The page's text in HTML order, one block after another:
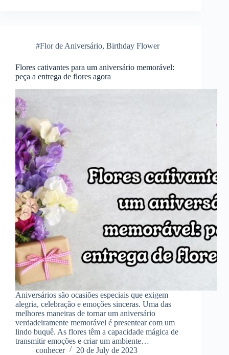
#Flor de Aniversário, Birthday Flower
Flores cativantes para um aniversário memorável:
peça a entrega de flores agora
Aniversários são ocasiões especiais que exigem
alegria, celebração e emoções sinceras. Uma das
melhores maneiras de tornar um aniversário
verdadeiramente memorável é presentear com um
lindo buquê. As flores têm a capacidade mágica de
transmitir emoções e criar um ambiente…
conhecer
20 de July de 2023